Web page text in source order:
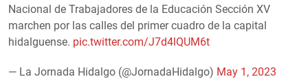
Nacional de Trabajadores de la Educación Sección XV
marchen por las calles del primer cuadro de la capital
hidalguense. pic.twitter.com/J7d4lQUM6t
— La Jornada Hidalgo (@JornadaHidalgo) May 1, 2023